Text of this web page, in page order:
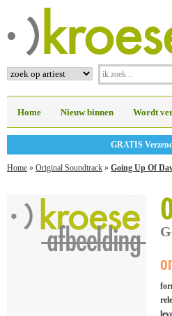
Home Nieuw binnen Wordt
GRATIS
Home » Original Soundtrack » Going Up Of